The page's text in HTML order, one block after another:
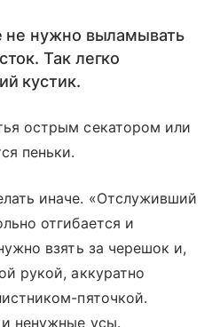
не нужно выламывать
Так легко
кустик.
острым секатором или
пеньки.
иначе. «Отслуживший
отгибается и
взять за черешок и,
рукой, аккуратно
пяточкой.
ненужные усы.